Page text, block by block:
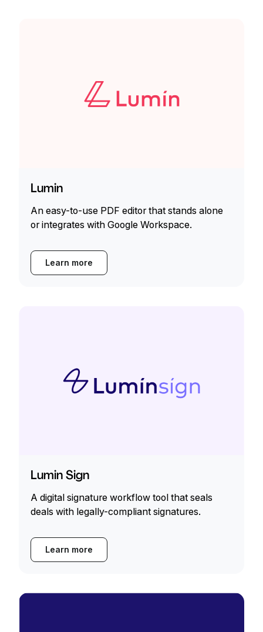
Lumin
An easy-to-use PDF editor that stands alone
or integrates with Google Workspace.
Learn more
Lumin Sign
A digital signature workflow tool that seals
deals with legally-compliant signatures.
Learn more